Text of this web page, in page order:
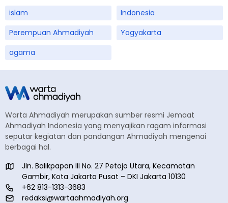
islam
Indonesia
Perempuan Ahmadiyah
Yogyakarta
agama
Warta Ahmadiyah merupakan sumber resmi Jemaat
Ahmadiyah Indonesia yang menyajikan ragam informasi
seputar kegiatan dan pandangan Ahmadiyah mengenai
berbagai hal.
Jln. Balikpapan III No. 27 Petojo Utara, Kecamatan
Gambir, Kota Jakarta Pusat – DKI Jakarta 10130
+62 813-1313-3683
redaksi@wartaahmadiyah.org